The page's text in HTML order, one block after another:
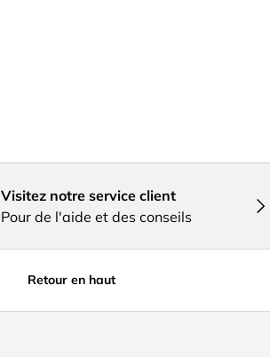
Visitez notre service client
Pour de l'aide et des conseils
Retour en haut